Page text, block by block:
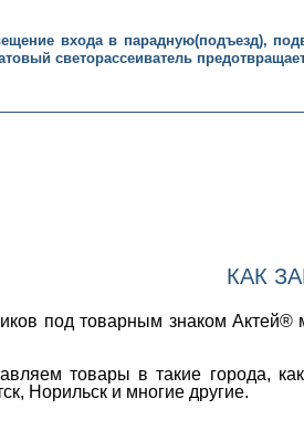
входа в парадную(подъезд),
светорассеиватель
КАК
под товарным знаком
товары в такие города,
Норильск и многие другие.